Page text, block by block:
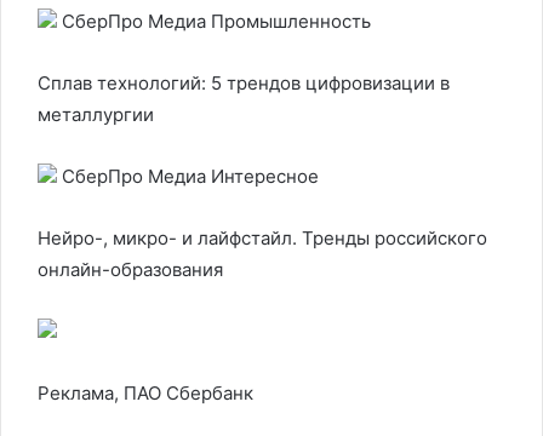
СберПро Медиа Промышленность
Сплав технологий: 5 трендов цифровизации в
металлургии
СберПро Медиа Интересное
Нейро-, микро- и лайфстайл. Тренды российского
онлайн-образования
Реклама, ПАО Сбербанк